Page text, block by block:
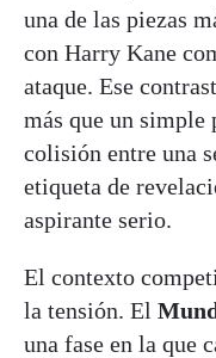
una de las piezas
con Harry Kane
ataque. Ese
más que un simple
colisión entre una
etiqueta de
aspirante serio.
El contexto
la tensión. El
una fase en la que